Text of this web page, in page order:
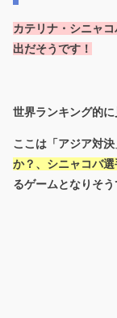
カテリナ・シニャ
出だそうです！
世界ランキング的
ここは「アジア対決
か？、シニャコバ選
るゲームとなりそう